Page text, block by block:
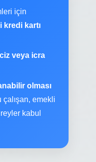
için
kredi kartı
veya icra
olması
çalışan, emekli
kabul